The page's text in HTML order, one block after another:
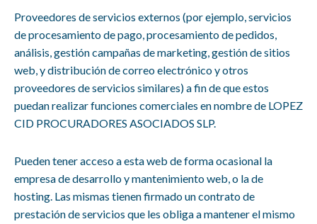
Proveedores de servicios externos (por ejemplo, servicios
de procesamiento de pago, procesamiento de pedidos,
análisis, gestión campañas de marketing, gestión de sitios
web, y distribución de correo electrónico y otros
proveedores de servicios similares) a fin de que estos
puedan realizar funciones comerciales en nombre de LOPEZ
CID PROCURADORES ASOCIADOS SLP.
Pueden tener acceso a esta web de forma ocasional la
empresa de desarrollo y mantenimiento web, o la de
hosting. Las mismas tienen firmado un contrato de
prestación de servicios que les obliga a mantener el mismo